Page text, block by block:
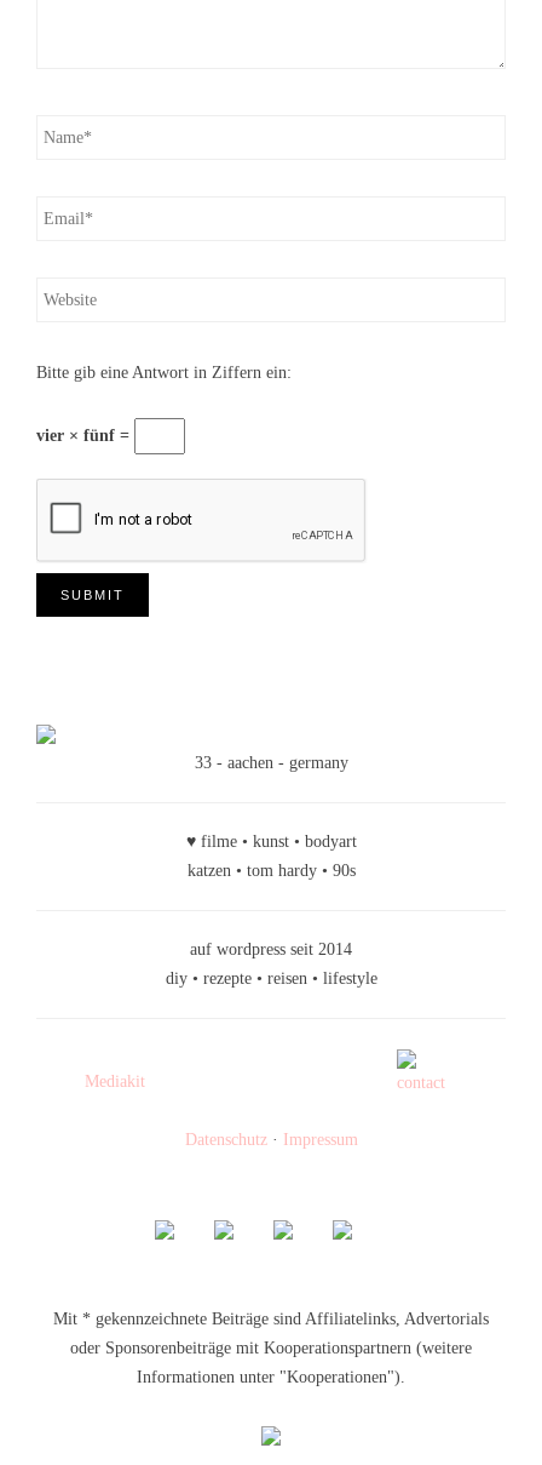
Bitte gib eine Antwort in Ziffern ein:
vier × fünf =
33 - aachen - germany
♥ filme • kunst • bodyart
katzen • tom hardy • 90s
auf wordpress seit 2014
diy • rezepte • reisen • lifestyle
Mediakit
Datenschutz· Impressum
Mit * gekennzeichnete Beiträge sind Affiliatelinks, Advertorials
oder Sponsorenbeiträge mit Kooperationspartnern (weitere
Informationen unter "Kooperationen").